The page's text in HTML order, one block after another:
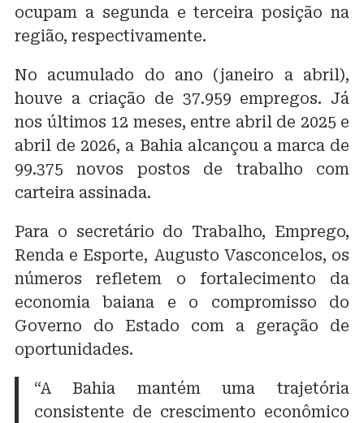
ocupam a segunda e terceira posição na
região, respectivamente.
No acumulado do ano (janeiro a abril),
houve a criação de 37.959 empregos. Já
nos últimos 12 meses, entre abril de 2025 e
abril de 2026, a Bahia alcançou a marca de
99.375 novos postos de trabalho com
carteira assinada.
Para o secretário do Trabalho, Emprego,
Renda e Esporte, Augusto Vasconcelos, os
números refletem o fortalecimento da
economia baiana e o compromisso do
Governo do Estado com a geração de
oportunidades.
“A Bahia mantém uma trajetória
consistente de crescimento econômico